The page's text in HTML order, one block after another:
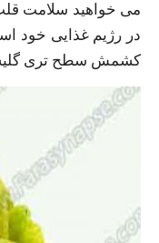
می خواهید سلامت
در رژیم غذایی خود
کشمش سطح تری